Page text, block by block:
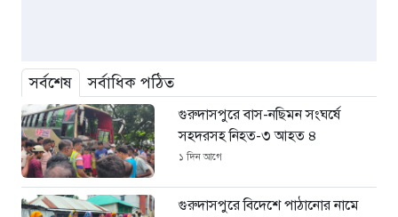
সর্বশেষ সর্বাধিক পঠিত
গুরুদাসপুরে বাস-নছিমন সংঘর্ষে
সহদরসহ নিহত-৩ আহত ৪
১ দিন আগে
গুরুদাসপুরে বিদেশে পাঠানোর নামে